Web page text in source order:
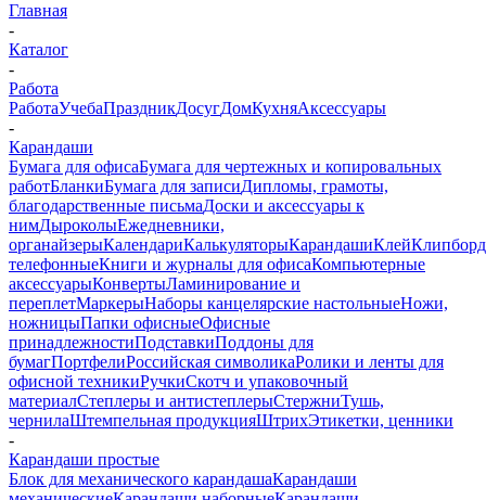
Главная
-
Каталог
-
Работа
РаботаУчебаПраздникДосугДомКухняАксессуары
-
Карандаши
Бумага для офисаБумага для чертежных и копировальных
работБланкиБумага для записиДипломы, грамоты,
благодарственные письмаДоски и аксессуары к
нимДыроколыЕжедневники,
органайзерыКалендариКалькуляторыКарандашиКлей
телефонныеКниги и журналы для офисаКомпьютерные
аксессуарыКонвертыЛаминирование и
переплетМаркерыНаборы канцелярские настольныеНожи,
ножницыПапки офисныеОфисные
принадлежностиПодставкиПоддоны для
бумагПортфелиРоссийская символикаРолики и ленты для
офисной техникиРучкиСкотч и упаковочный
материалСтеплеры и антистеплерыСтержниТушь,
чернилаШтемпельная продукцияШтрихЭтикетки, ценники
-
Карандаши простые
Блок для механического карандашаКарандаши